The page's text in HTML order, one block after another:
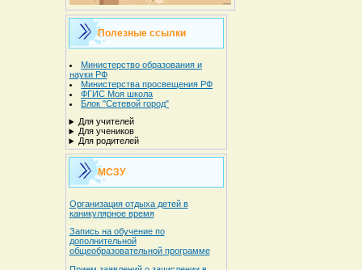
Полезные ссылки
Министерство образования и
науки РФ
Министерства просвещения РФ
ФГИС Моя школа
Блок "Сетевой город"
Для учителей
Для учеников
Для родителей
МСЗУ
Организация отдыха детей в
каникулярное время
Запись на обучение по
дополнительной
общеобразовательной программе